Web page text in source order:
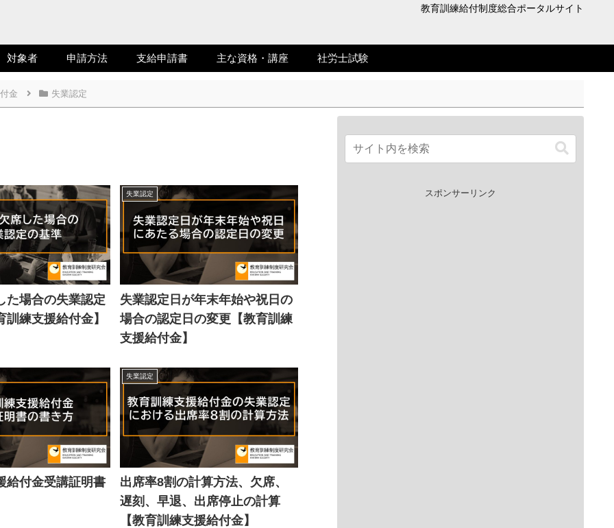
教育訓練給付制度総合ポータルサイト
対象者 申請方法 支給申請書 主な資格・講座 社労士試験
金 失業認定
た場合の失業認定
訓練支援給付金】
失業認定
失業認定日が年末年始や祝日の
場合の認定日の変更【教育訓練
支援給付金】
給付金受講証明書
失業認定
出席率8割の計算方法、欠席、
遅刻、早退、出席停止の計算
【教育訓練支援給付金】
スポンサーリンク